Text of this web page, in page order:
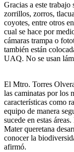
Gracias a este trabajo
zorrillos, zorros,
coyotes, entre otros
cual se hace por
cámaras trampa o
también están
UAQ. No se usan
El Mtro. Torres
las caminatas por los
características como
equipo de manera
sucede en estas
Mater queretana
conocer la
afirmó.